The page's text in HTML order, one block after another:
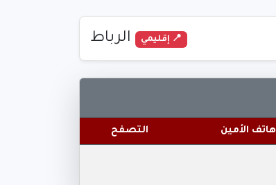
📍 إقليمي الرباط
هاتف الأمين التصفح